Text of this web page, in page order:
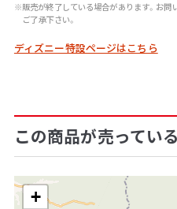
※販売が終了している場合があります。お問
ご了承下さい。
ディズニー特設ページはこちら
この商品が売ってい
+